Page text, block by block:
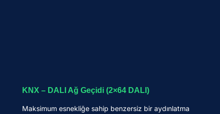
KNX – DALI Ağ Geçidi (2×64 DALI)
Maksimum esnekliğe sahip benzersiz bir aydınlatma